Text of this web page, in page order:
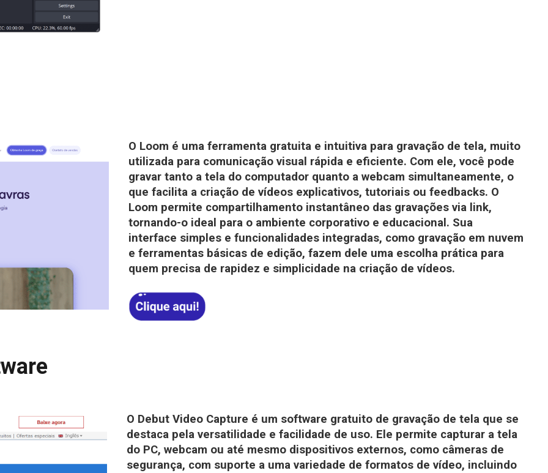
O Loom é uma ferramenta gratuita e intuitiva para gravação de tela, muito
utilizada para comunicação visual rápida e eficiente. Com ele, você pode
gravar tanto a tela do computador quanto a webcam simultaneamente, o
que facilita a criação de vídeos explicativos, tutoriais ou feedbacks. O
Loom permite compartilhamento instantâneo das gravações via link,
tornando-o ideal para o ambiente corporativo e educacional. Sua
interface simples e funcionalidades integradas, como gravação em nuvem
e ferramentas básicas de edição, fazem dele uma escolha prática para
quem precisa de rapidez e simplicidade na criação de vídeos.
O Debut Video Capture é um software gratuito de gravação de tela que se
destaca pela versatilidade e facilidade de uso. Ele permite capturar a tela
do PC, webcam ou até mesmo dispositivos externos, como câmeras de
segurança, com suporte a uma variedade de formatos de vídeo, incluindo